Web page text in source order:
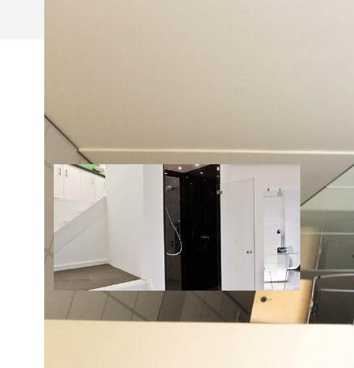
02/12/2015
ONZE VERNIEUWDE TOONZAAL!